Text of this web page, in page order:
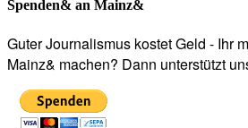
Spenden& an Mainz&
Guter Journalismus kostet Geld - Ihr
Mainz& machen? Dann unterstützt